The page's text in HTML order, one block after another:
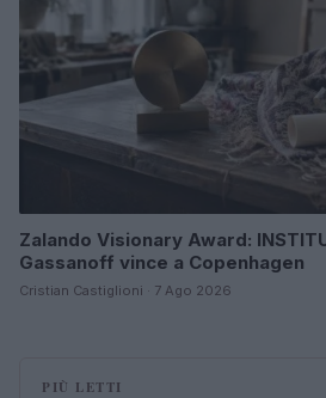
Zalando Visionary Award:
Gassanoff vince a Copenhagen
Cristian Castiglioni · 7 Ago 2026
PIÙ LETTI